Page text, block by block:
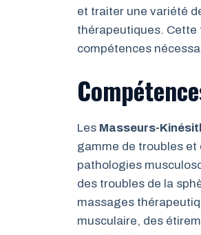
et traiter une variété
thérapeutiques.
compétences
Les Masseurs-
gamme de troubles et
pathologies
des troubles de la
massages
musculaire, des